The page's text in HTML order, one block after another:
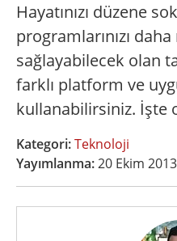
Hayatınızı düzene
programlarınızı
sağlayabilecek olan
farklı platform ve
kullanabilirsiniz. İşte
Kategori:Teknoloji
Yayımlanma:20 Ekim 2013